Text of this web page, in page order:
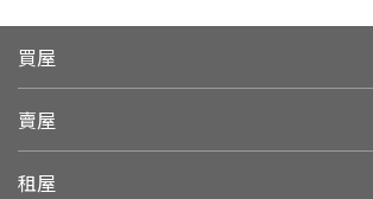
買屋
賣屋
租屋